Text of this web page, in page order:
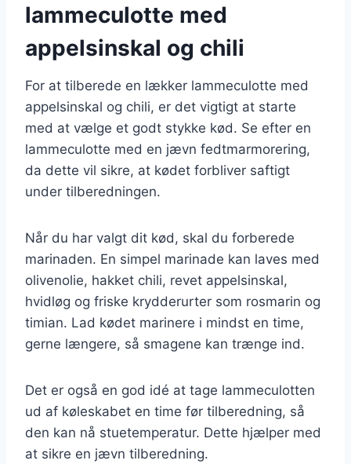
lammeculotte med
appelsinskal og chili
For at tilberede en lækker lammeculotte med
appelsinskal og chili, er det vigtigt at starte
med at vælge et godt stykke kød. Se efter en
lammeculotte med en jævn fedtmarmorering,
da dette vil sikre, at kødet forbliver saftigt
under tilberedningen.
Når du har valgt dit kød, skal du forberede
marinaden. En simpel marinade kan laves med
olivenolie, hakket chili, revet appelsinskal,
hvidløg og friske krydderurter som rosmarin og
timian. Lad kødet marinere i mindst en time,
gerne længere, så smagene kan trænge ind.
Det er også en god idé at tage lammeculotten
ud af køleskabet en time før tilberedning, så
den kan nå stuetemperatur. Dette hjælper med
at sikre en jævn tilberedning.